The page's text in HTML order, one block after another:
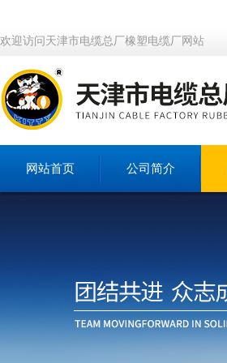
欢迎访问天津市电缆总厂橡塑电缆厂网站
网站首页 公司简介